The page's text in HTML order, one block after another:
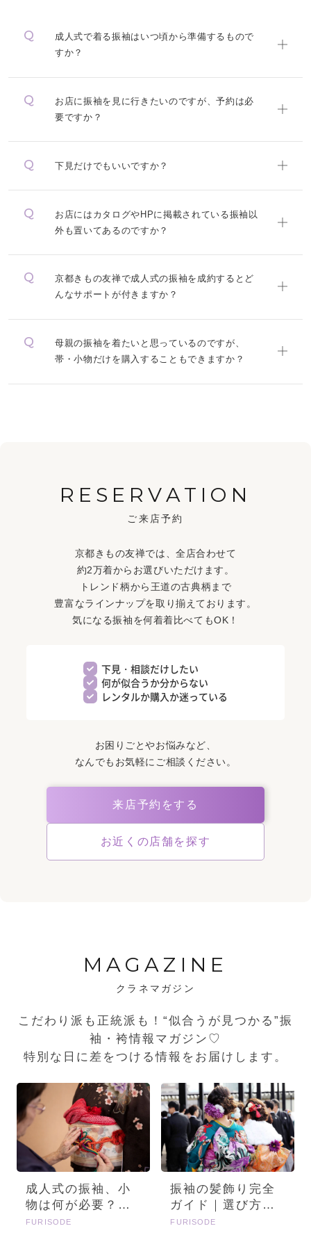
成人式で着る振袖はいつ頃から準備するもので
すか？
お店に振袖を見に行きたいのですが、予約は必
要ですか？
下見だけでもいいですか？
お店にはカタログやHPに掲載されている振袖以
外も置いてあるのですか？
京都きもの友禅で成人式の振袖を成約するとど
んなサポートが付きますか？
母親の振袖を着たいと思っているのですが、
帯・小物だけを購入することもできますか？
RESERVATION
ご来店予約
京都きもの友禅では、全店合わせて
約2万着からお選びいただけます。
トレンド柄から王道の古典柄まで
豊富なラインナップを取り揃えております。
気になる振袖を何着着比べてもOK！
下見・相談だけしたい
何が似合うか分からない
レンタルか購入か迷っている
お困りごとやお悩みなど、
なんでもお気軽にご相談ください。
来店予約をする
お近くの店舗を探す
MAGAZINE
クラネマガジン
こだわり派も正統派も！“似合うが見つかる”振
袖・袴情報マガジン♡
特別な日に差をつける情報をお届けします。
成人式の振袖、小
物は何が必要？画
像とセットで詳し
FURISODE
振袖の髪飾り完全
ガイド｜選び方・
種類・トレンドを
FURISODE